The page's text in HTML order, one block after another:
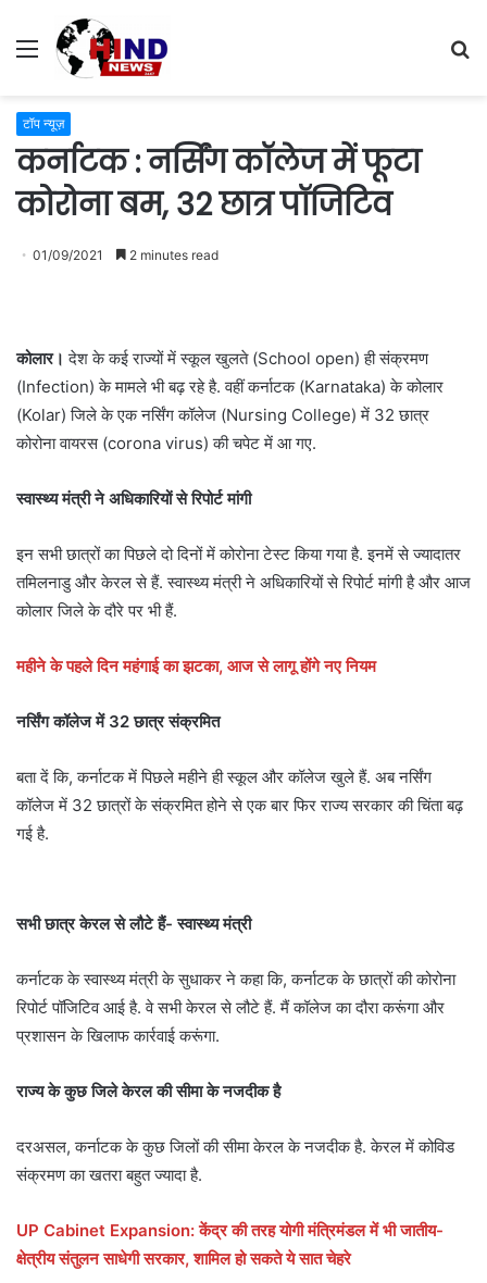
Menu
टॉप न्यूज़
कर्नाटक : नर्सिंग कॉलेज में फूटा
कोरोना बम, 32 छात्र पॉजिटिव
01/09/2021 2 minutes read
कोलार। देश के कई राज्यों में स्कूल खुलते (School open) ही संक्रमण
(Infection) के मामले भी बढ़ रहे है. वहीं कर्नाटक (Karnataka) के कोलार
(Kolar) जिले के एक नर्सिंग कॉलेज (Nursing College) में 32 छात्र
कोरोना वायरस (corona virus) की चपेट में आ गए.
स्वास्थ्य मंत्री ने अधिकारियों से रिपोर्ट मांगी
इन सभी छात्रों का पिछले दो दिनों में कोरोना टेस्ट किया गया है. इनमें से ज्यादातर
तमिलनाडु और केरल से हैं. स्वास्थ्य मंत्री ने अधिकारियों से रिपोर्ट मांगी है और आज
कोलार जिले के दौरे पर भी हैं.
महीने के पहले दिन महंगाई का झटका, आज से लागू होंगे नए नियम
नर्सिंग कॉलेज में 32 छात्र संक्रमित
बता दें कि, कर्नाटक में पिछले महीने ही स्‍कूल और कॉलेज खुले हैं. अब नर्सिंग
कॉलेज में 32 छात्रों के संक्रमित होने से एक बार फिर राज्य सरकार की चिंता बढ़
गई है.
सभी छात्र केरल से लौटे हैं- स्वास्थ्य मंत्री
कर्नाटक के स्वास्थ्य मंत्री के सुधाकर ने कहा कि, कर्नाटक के छात्रों की कोरोना
रिपोर्ट पॉजिटिव आई है. वे सभी केरल से लौटे हैं. मैं कॉलेज का दौरा करूंगा और
प्रशासन के खिलाफ कार्रवाई करूंगा.
राज्य के कुछ जिले केरल की सीमा के नजदीक है
दरअसल, कर्नाटक के कुछ जिलों की सीमा केरल के नजदीक है. केरल में कोविड
संक्रमण का खतरा बहुत ज्यादा है.
UP Cabinet Expansion: केंद्र की तरह योगी मंत्रिमंडल में भी जातीय-
क्षेत्रीय संतुलन साधेगी सरकार, शामिल हो सकते ये सात चेहरे